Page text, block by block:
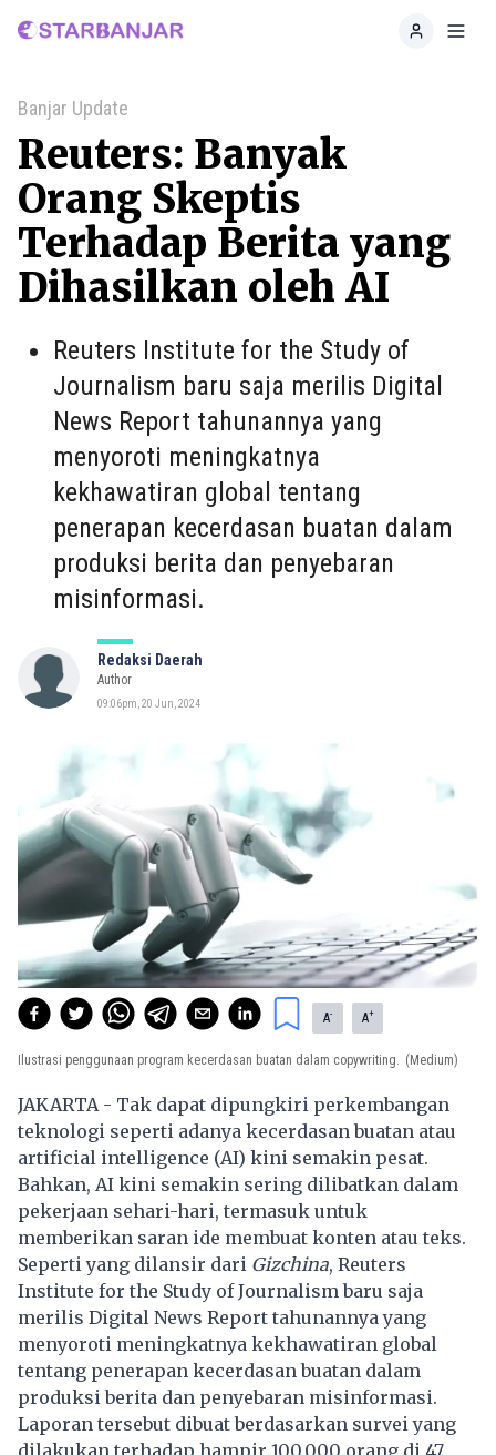
Home
Banjar Update
Reuters: Banyak
Orang Skeptis
Terhadap Berita yang
Dihasilkan oleh AI
Reuters Institute for the Study of
Journalism baru saja merilis Digital
News Report tahunannya yang
menyoroti meningkatnya
kekhawatiran global tentang
penerapan kecerdasan buatan dalam
produksi berita dan penyebaran
misinformasi.
Redaksi Daerah
Author
09:06pm, 20 Jun, 2024
A- A+
Ilustrasi penggunaan program kecerdasan buatan dalam copywriting. (Medium)
JAKARTA - Tak dapat dipungkiri perkembangan
teknologi seperti adanya kecerdasan buatan atau
artificial intelligence (AI) kini semakin pesat.
Bahkan, AI kini semakin sering dilibatkan dalam
pekerjaan sehari-hari, termasuk untuk
memberikan saran ide membuat konten atau teks.
Seperti yang dilansir dari Gizchina, Reuters
Institute for the Study of Journalism baru saja
merilis Digital News Report tahunannya yang
menyoroti meningkatnya kekhawatiran global
tentang penerapan kecerdasan buatan dalam
produksi berita dan penyebaran misinformasi.
Laporan tersebut dibuat berdasarkan survei yang